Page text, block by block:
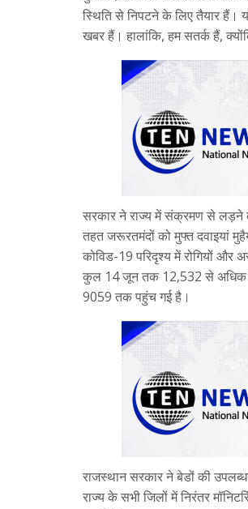
स्थिति से निपटने के लिए तैयार हैं।
खबर हैं। हालांकि, हम सतर्क हैं,
सरकार ने राज्य में संक्रमण से लड़ने के
तहत जरूरतमंदों को मुफ्त दवाइयां
कोविड-19 परिदृश्य में रोगियों और
कुल 14 जून तक 12,532 से अधिक
9059 तक पहुंच गई है।
राजस्थान सरकार ने बेडों की
राज्य के सभी जिलों में निरंतर